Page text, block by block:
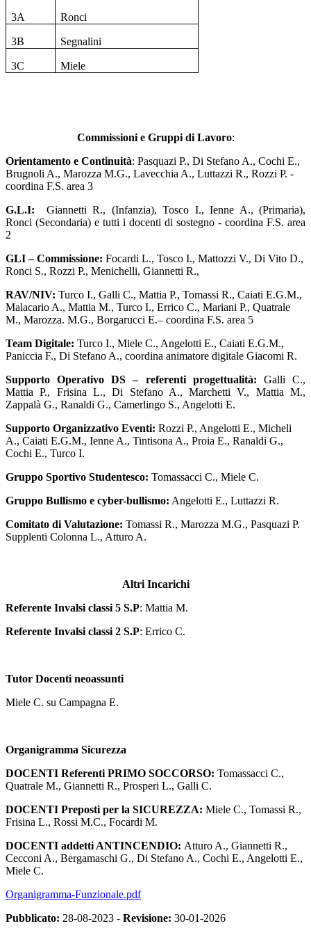
3A Ronci
3B Segnalini
3C Miele
Commissioni e Gruppi di Lavoro:
Orientamento e Continuità: Pasquazi P., Di Stefano A., Cochi E.,
Brugnoli A., Marozza M.G., Lavecchia A., Luttazzi R., Rozzi P. -
coordina F.S. area 3
G.L.I:
Giannetti R., (Infanzia), Tosco I., Ienne A., (Primaria),
Ronci (Secondaria) e tutti i docenti di sostegno - coordina F.S. area
2
GLI – Commissione: Focardi L., Tosco I., Mattozzi V., Di Vito D.,
Ronci S., Rozzi P., Menichelli, Giannetti R.,
RAV/NIV: Turco I., Galli C., Mattia P., Tomassi R., Caiati E.G.M.,
Malacario A., Mattia M., Turco I., Errico C., Mariani P., Quatrale
M., Marozza. M.G., Borgarucci E.– coordina F.S. area 5
Team Digitale: Turco I., Miele C., Angelotti E., Caiati E.G.M.,
Paniccia F., Di Stefano A., coordina animatore digitale Giacomi R.
Supporto Operativo DS – referenti progettualità:
Galli C.,
Mattia P., Frisina L., Di Stefano A., Marchetti V., Mattia M.,
Zappalà G., Ranaldi G., Camerlingo S., Angelotti E.
Supporto Organizzativo Eventi: Rozzi P., Angelotti E., Micheli
A., Caiati E.G.M., Ienne A., Tintisona A., Proia E., Ranaldi G.,
Cochi E., Turco I.
Gruppo Sportivo Studentesco: Tomassacci C., Miele C.
Gruppo Bullismo e cyber-bullismo: Angelotti E., Luttazzi R.
Comitato di Valutazione: Tomassi R., Marozza M.G., Pasquazi P.
Supplenti Colonna L., Atturo A.
Altri Incarichi
Referente Invalsi classi 5 S.P: Mattia M.
Referente Invalsi classi 2 S.P: Errico C.
Tutor Docenti neoassunti
Miele C. su Campagna E.
Organigramma Sicurezza
DOCENTI Referenti PRIMO SOCCORSO: Tomassacci C.,
Quatrale M., Giannetti R., Prosperi L., Galli C.
DOCENTI Preposti per la SICUREZZA: Miele C., Tomassi R.,
Frisina L., Rossi M.C., Focardi M.
DOCENTI addetti ANTINCENDIO: Atturo A., Giannetti R.,
Cecconi A., Bergamaschi G., Di Stefano A., Cochi E., Angelotti E.,
Miele C.
Organigramma-Funzionale.pdf
Pubblicato: 28-08-2023 - Revisione: 30-01-2026